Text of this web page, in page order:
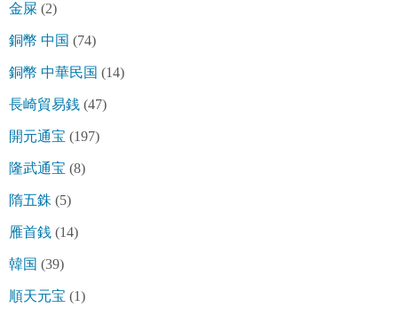
金屎 (2)
銅幣 中国 (74)
銅幣 中華民国 (14)
長崎貿易銭 (47)
開元通宝 (197)
隆武通宝 (8)
隋五銖 (5)
雁首銭 (14)
韓国 (39)
順天元宝 (1)